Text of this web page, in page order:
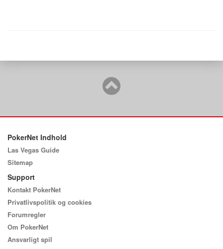
PokerNet Indhold
Las Vegas Guide
Sitemap
Support
Kontakt PokerNet
Privatlivspolitik og cookies
Forumregler
Om PokerNet
Ansvarligt spil